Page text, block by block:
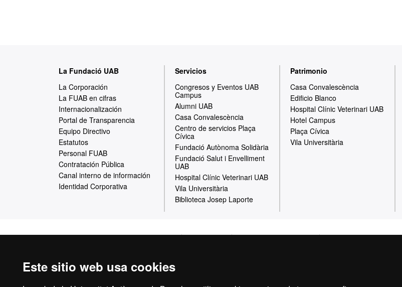
Este sitio web usa cookies
La Fundació UAB
La Corporación
La FUAB en cifras
Internacionalización
Portal de Transparencia
Equipo Directivo
Estatutos
Personal FUAB
Contratación Pública
Canal interno de información
Identidad Corporativa
Servicios
Congresos y Eventos UAB
Campus
Alumni UAB
Casa Convalescència
Centro de servicios Plaça
Cívica
Fundació Autònoma Solidària
Fundació Salut i Envelliment
UAB
Hospital Clínic Veterinari UAB
Vila Universitària
Biblioteca Josep Laporte
Patrimonio
Casa Convalescència
Edificio Blanco
Hospital Clínic Veterinari UAB
Hotel Campus
Plaça Cívica
Vila Universitària